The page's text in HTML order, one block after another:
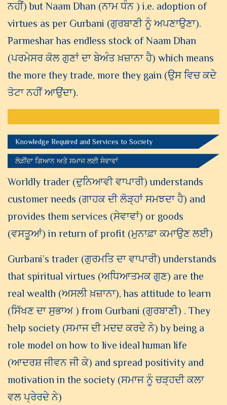
ਨਹੀਂ) but Naam Dhan (ਨਾਮ ਧੰਨ ) i.e. adoption of
virtues as per Gurbani (ਗੁਰਬਾਣੀ ਨੂੰ ਅਪਣਾਉਣਾ).
Parmeshar has endless stock of Naam Dhan
(ਪਰਮੇਸਰ ਕੋਲ ਗੁਣਾਂ ਦਾ ਬੇਅੰਤ ਖ਼ਜ਼ਾਨਾ ਹੈ) which means
the more they trade, more they gain (ਉਸ ਵਿਚ ਕਦੇ
ਤੋਟਾ ਨਹੀਂ ਆਉਂਦਾ).
Knowledge Required and Services to Society
ਲੋੜੀਂਦਾ ਗਿਆਨ ਅਤੇ ਸਮਾਜ ਲਈ ਸੇਵਾਵਾਂ
Worldly trader (ਦੁਨਿਆਵੀ ਵਾਪਾਰੀ) understands
customer needs (ਗਾਹਕ ਦੀ ਲੋੜ੍ਹਾਂ ਸਮਝਦਾ ਹੈ) and
provides them services (ਸੇਵਾਵਾਂ) or goods
(ਵਸਤੂਆਂ) in return of profit (ਮੁਨਾਫ਼ਾ ਕਮਾਉਣ ਲਈ)
Gurbani’s trader (ਗੁਰਮਤਿ ਦਾ ਵਾਪਾਰੀ) understands
that spiritual virtues (ਅਧਿਆਤਮਕ ਗੁਣ) are the
real wealth (ਅਸਲੀ ਖ਼ਜ਼ਾਨਾ), has attitude to learn
(ਸਿੱਖਣ ਦਾ ਸੁਭਾਅ ) from Gurbani (ਗੁਰਬਾਣੀ) . They
help society (ਸਮਾਜ ਦੀ ਮਦਦ ਕਰਦੇ ਨੇ) by being a
role model on how to live ideal human life
(ਆਦਰਸ਼ ਜੀਵਨ ਜੀ ਕੇ) and spread positivity and
motivation in the society (ਸਮਾਜ ਨੂੰ ਚੜ੍ਹਦੀ ਕਲਾ
ਵਲ ਪ੍ਰੇਰਦੇ ਨੇ)